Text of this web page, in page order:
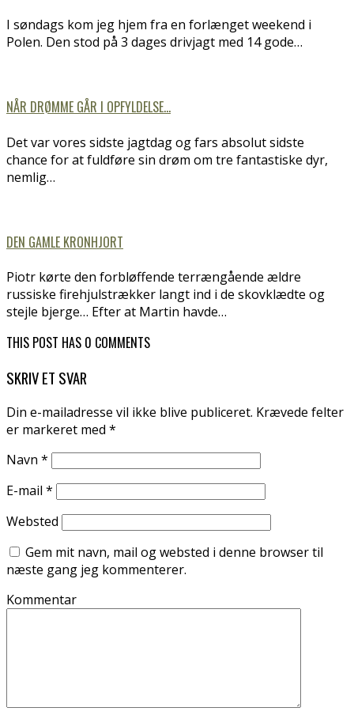
I søndags kom jeg hjem fra en forlænget weekend i
Polen. Den stod på 3 dages drivjagt med 14 gode…
NÅR DRØMME GÅR I OPFYLDELSE…
Det var vores sidste jagtdag og fars absolut sidste
chance for at fuldføre sin drøm om tre fantastiske dyr,
nemlig…
DEN GAMLE KRONHJORT
Piotr kørte den forbløffende terrængående ældre
russiske firehjulstrækker langt ind i de skovklædte og
stejle bjerge… Efter at Martin havde…
THIS POST HAS 0 COMMENTS
SKRIV ET SVAR
Din e-mailadresse vil ikke blive publiceret. Krævede felter
er markeret med *
Navn *
E-mail *
Websted
Gem mit navn, mail og websted i denne browser til
næste gang jeg kommenterer.
Kommentar